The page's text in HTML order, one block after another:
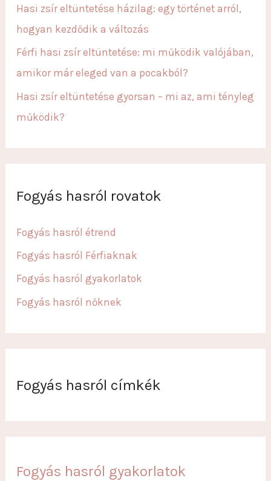
Hasi zsír eltüntetése házilag: egy történet arról,
hogyan kezdődik a változás
Férfi hasi zsír eltüntetése: mi működik valójában,
amikor már eleged van a pocakból?
Hasi zsír eltüntetése gyorsan – mi az, ami tényleg
működik?
Fogyás hasról rovatok
Fogyás hasról étrend
Fogyás hasról Férfiaknak
Fogyás hasról gyakorlatok
Fogyás hasról nőknek
Fogyás hasról címkék
Fogyás hasról gyakorlatok